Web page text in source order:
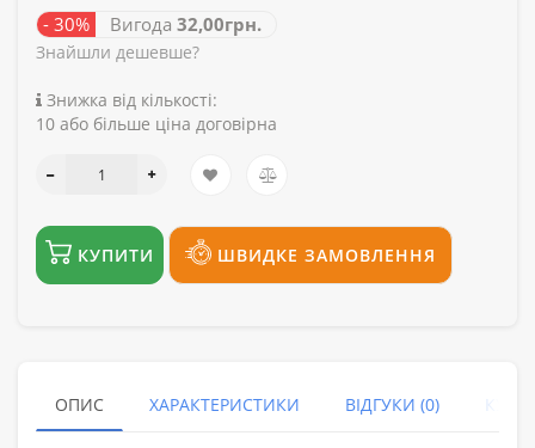
- 30% Вигода 32,00грн.
Знайшли дешевше?
Знижка від кількості:
10 або більше ціна договірна
КУПИТИ ШВИДКЕ ЗАМОВЛЕННЯ
ОПИС ХАРАКТЕРИСТИКИ ВІДГУКИ (0)